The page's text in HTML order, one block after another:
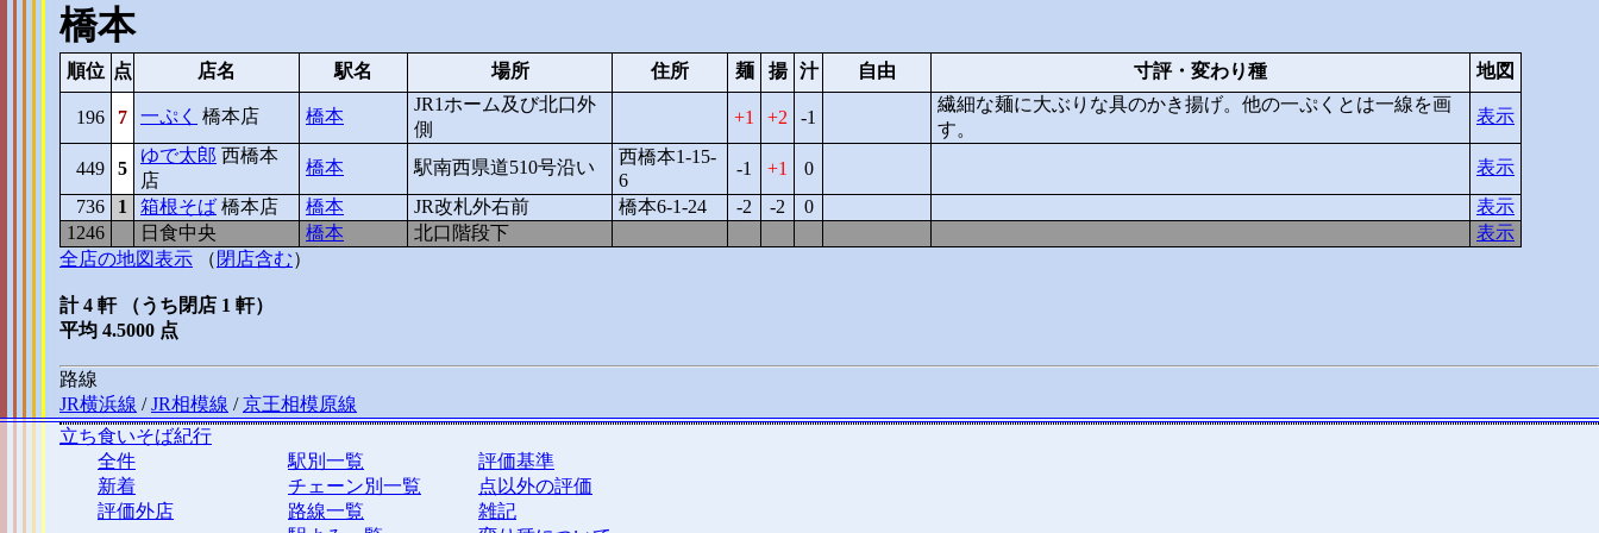
橋本
順位 点 店名 駅名 場所 住所 麺 揚 汁 自由 寸評・変わり種 地図
196 7 一ぷく 橋本店 橋本
JR1ホーム及び北口外
側
1 2 -1
繊細な麺に大ぶりな具のかき揚げ。他の一ぷくとは一線を画
す。
表示
449 5
ゆで太郎 西橋本
店
橋本 駅南西県道510号沿い
西橋本1-15-
6
-1 1 0
表示
736
1 箱根そば 橋本店 橋本 JR改札外右前 橋本6-1-24 -2 -2 0
表示
1246
日食中央 橋本 北口階段下
表示
全店の地図表示 （ 閉店含む）
計 4 軒 （うち閉店 1 軒）
平均 4.5000 点
路線
JR横浜線 /JR相模線 /京王相模原線
立ち食いそば紀行
全件
新着
評価外店
駅別一覧
チェーン別一覧
路線一覧
評価基準
点以外の評価
雑記